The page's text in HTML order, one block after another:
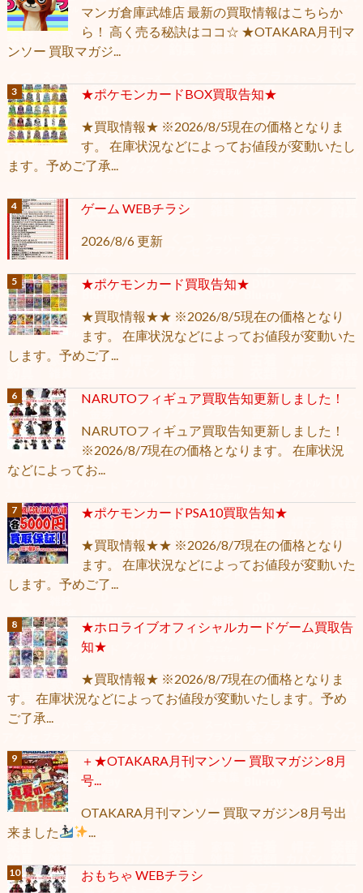
マンガ倉庫武雄店 最新の買取情報はこちらか
ら！ 高く売る秘訣はココ☆ ★OTAKARA月刊マ
ンソー 買取マガジ...
★ポケモンカードBOX買取告知★
★買取情報★ ※2026/8/5現在の価格となりま
す。 在庫状況などによってお値段が変動いたし
ます。予めご了承...
ゲーム WEBチラシ
2026/8/6 更新
★ポケモンカード買取告知★
★買取情報★★ ※2026/8/5現在の価格となり
ます。 在庫状況などによってお値段が変動いた
します。予めご了...
NARUTOフィギュア買取告知更新しました！
NARUTOフィギュア買取告知更新しました！
※2026/8/7現在の価格となります。 在庫状況
などによってお...
★ポケモンカードPSA10買取告知★
★買取情報★★ ※2026/8/7現在の価格となり
ます。 在庫状況などによってお値段が変動いた
します。予めご了...
★ホロライブオフィシャルカードゲーム買取告
知★
★買取情報★ ※2026/8/7現在の価格となりま
す。 在庫状況などによってお値段が変動いたします。予め
ご了承...
＋★OTAKARA月刊マンソー 買取マガジン8月
号...
OTAKARA月刊マンソー 買取マガジン8月号出
来ました
...
おもちゃ WEBチラシ